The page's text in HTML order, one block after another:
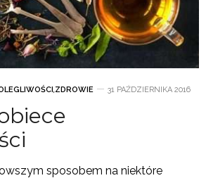
,ZDROWIE 31 PAŹDZIERNIKA 2016
sposobem na niektóre